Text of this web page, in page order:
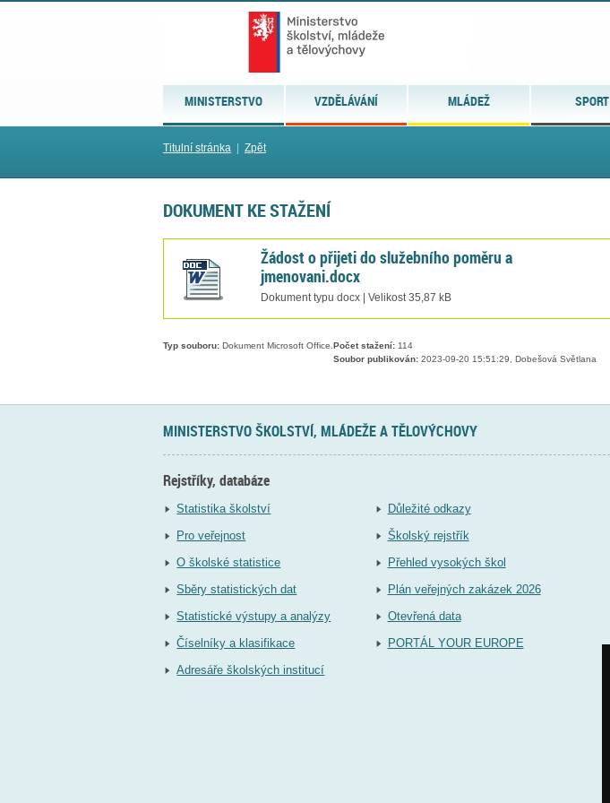
MINISTERSTVO VZDĚLÁVÁNÍ MLÁDEŽ SPORT
Titulní stránka Zpět
DOKUMENT KE STAŽENÍ
Žádost o přijeti do služebního poměru a
jmenovani.docx
Dokument typu docx | Velikost 35,87 kB
Typ souboru: Dokument Microsoft Office. Počet stažení: 114
Soubor publikován: 2023-09-20 15:51:29, Dobešová Světlana
MINISTERSTVO ŠKOLSTVÍ, MLÁDEŽE A TĚLOVÝCHOVY
Rejstříky, databáze
Statistika školství
Pro veřejnost
O školské statistice
Sběry statistických dat
Statistické výstupy a analýzy
Číselníky a klasifikace
Adresáře školských institucí
Důležité odkazy
Školský rejstřík
Přehled vysokých škol
Plán veřejných zakázek 2026
Otevřená data
PORTÁL YOUR EUROPE